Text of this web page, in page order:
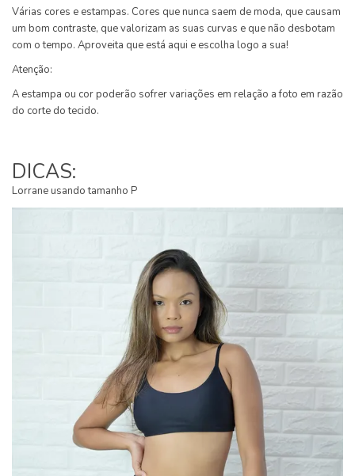
Várias cores e estampas. Cores que nunca saem de moda, que causam
um bom contraste, que valorizam as suas curvas e que não desbotam
com o tempo. Aproveita que está aqui e escolha logo a sua!
Atenção:
A estampa ou cor poderão sofrer variações em relação a foto em razão
do corte do tecido.
DICAS:
Lorrane usando tamanho P